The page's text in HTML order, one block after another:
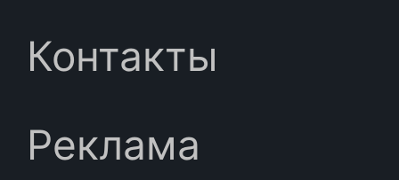
Контакты
Реклама